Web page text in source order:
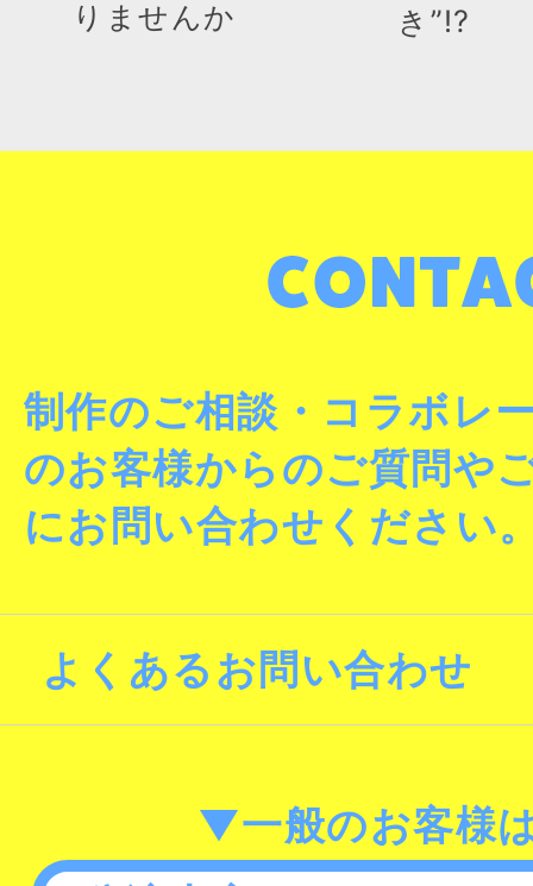
りませんか
き”!?
制作のご相談・コラボレ
のお客様からのご質問や
にお問い合わせください
よくあるお問い合わせ
▼一般のお客様